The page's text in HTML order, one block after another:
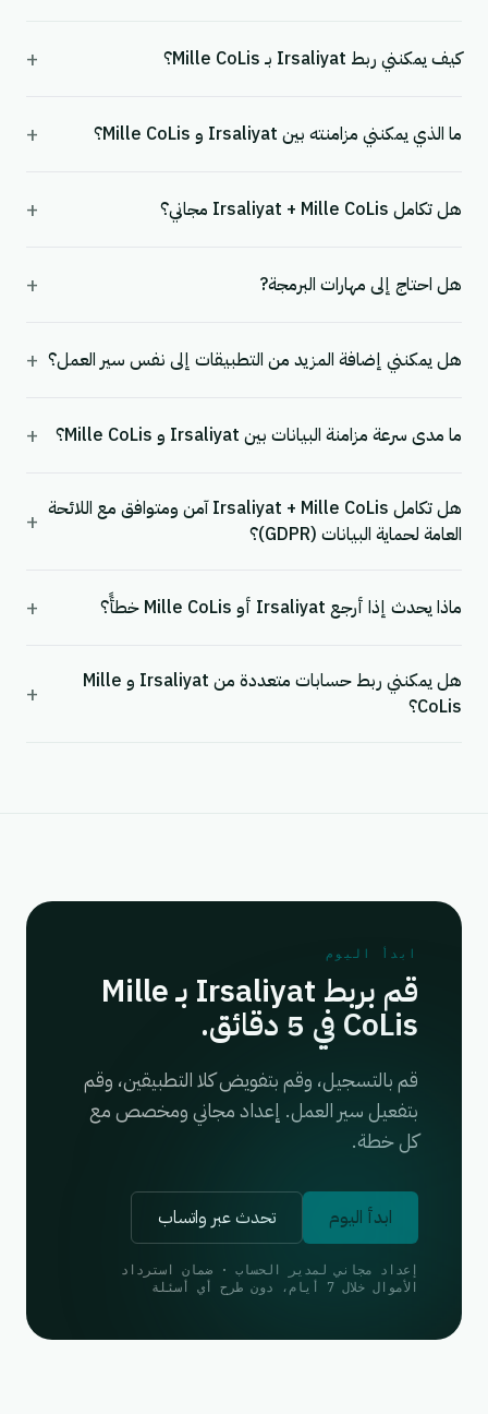
كيف يمكنني ربط Irsaliyat بـ Mille CoLis؟ +
ما الذي يمكنني مزامنته بين Irsaliyat و Mille CoLis؟ +
هل تكامل Irsaliyat + Mille CoLis مجاني؟ +
هل احتاج إلى مهارات البرمجة? +
هل يمكنني إضافة المزيد من التطبيقات إلى نفس سير العمل؟ +
ما مدى سرعة مزامنة البيانات بين Irsaliyat و Mille CoLis؟ +
هل تكامل Irsaliyat + Mille CoLis آمن ومتوافق مع اللائحة
العامة لحماية البيانات (GDPR)؟
+
ماذا يحدث إذا أرجع Irsaliyat أو Mille CoLis خطأً؟ +
هل يمكنني ربط حسابات متعددة من Irsaliyat و Mille
CoLis؟
+
ابدأ اليوم
قم بربط Irsaliyat بـ Mille
CoLis في 5 دقائق.
قم بالتسجيل، وقم بتفويض كلا التطبيقين، وقم
بتفعيل سير العمل. إعداد مجاني ومخصص مع
كل خطة.
ابدأ اليوم تحدث عبر واتساب
إعداد مجاني لمدير الحساب · ضمان استرداد
الأموال خلال 7 أيام، دون طرح أي أسئلة